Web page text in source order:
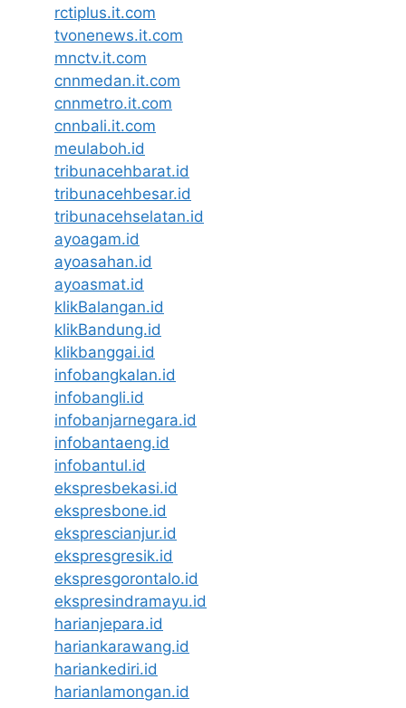
rctiplus.it.com
tvonenews.it.com
mnctv.it.com
cnnmedan.it.com
cnnmetro.it.com
cnnbali.it.com
meulaboh.id
tribunacehbarat.id
tribunacehbesar.id
tribunacehselatan.id
ayoagam.id
ayoasahan.id
ayoasmat.id
klikBalangan.id
klikBandung.id
klikbanggai.id
infobangkalan.id
infobangli.id
infobanjarnegara.id
infobantaeng.id
infobantul.id
ekspresbekasi.id
ekspresbone.id
eksprescianjur.id
ekspresgresik.id
ekspresgorontalo.id
ekspresindramayu.id
harianjepara.id
hariankarawang.id
hariankediri.id
harianlamongan.id